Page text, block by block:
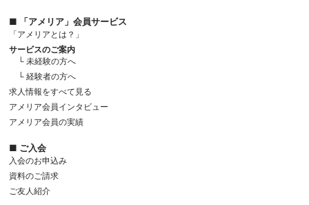
■ 「アメリア」会員サービス
「アメリアとは？」
サービスのご案内
└ 未経験の方へ
└ 経験者の方へ
求人情報をすべて見る
アメリア会員インタビュー
アメリア会員の実績
■ ご入会
入会のお申込み
資料のご請求
ご友人紹介